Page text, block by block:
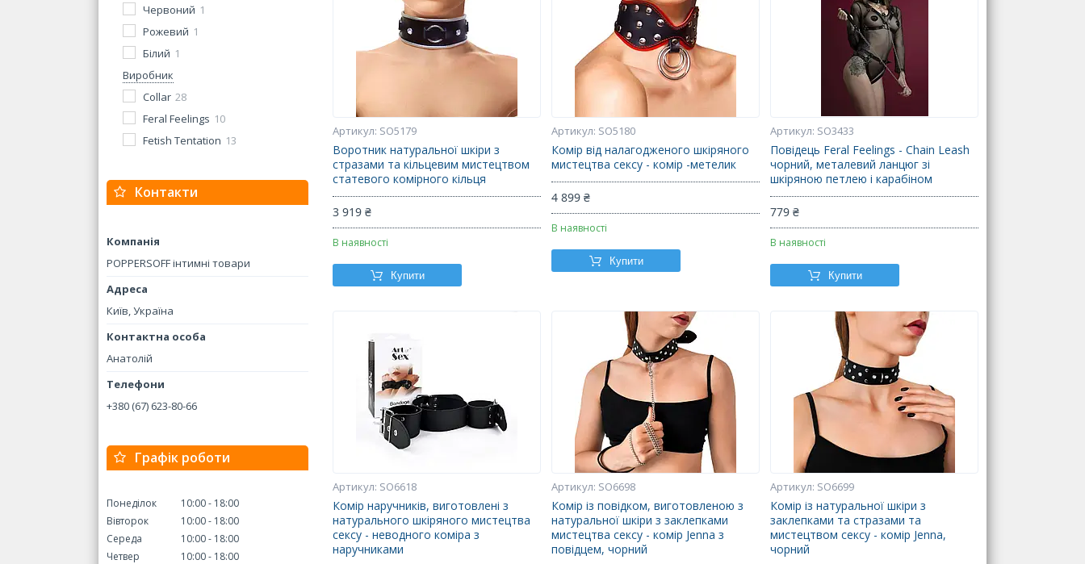
Червоний 1
Рожевий 1
Білий 1
Виробник
Collar 28
Feral Feelings 10
Fetish Tentation 13
Контакти
POPPERSOFF інтимні товари
Київ, Україна
Анатолій
+380 (67) 623-80-66
Графік роботи
Понеділок 10:00
18:00
Вівторок
10:00
18:00
Середа
10:00
18:00
Четвер
10:00
18:00
SO5179
Воротник натуральної шкіри з
стразами та кільцевим мистецтвом
статевого комірного кільця
3 919 ₴
В наявності
Купити
SO5180
Комір від налагодженого шкіряного
мистецтва сексу - комір -метелик
4 899 ₴
В наявності
Купити
SO3433
Повідець Feral Feelings - Chain Leash
чорний, металевий ланцюг зі
шкіряною петлею і карабіном
779 ₴
В наявності
Купити
SO6618
Комір наручників, виготовлені з
натурального шкіряного мистецтва
сексу - неводного коміра з
наручниками
SO6698
Комір із повідком, виготовленою з
натуральної шкіри з заклепками
мистецтва сексу - комір Jenna з
повідцем, чорний
SO6699
Комір із натуральної шкіри з
заклепками та стразами та
мистецтвом сексу - комір Jenna,
чорний